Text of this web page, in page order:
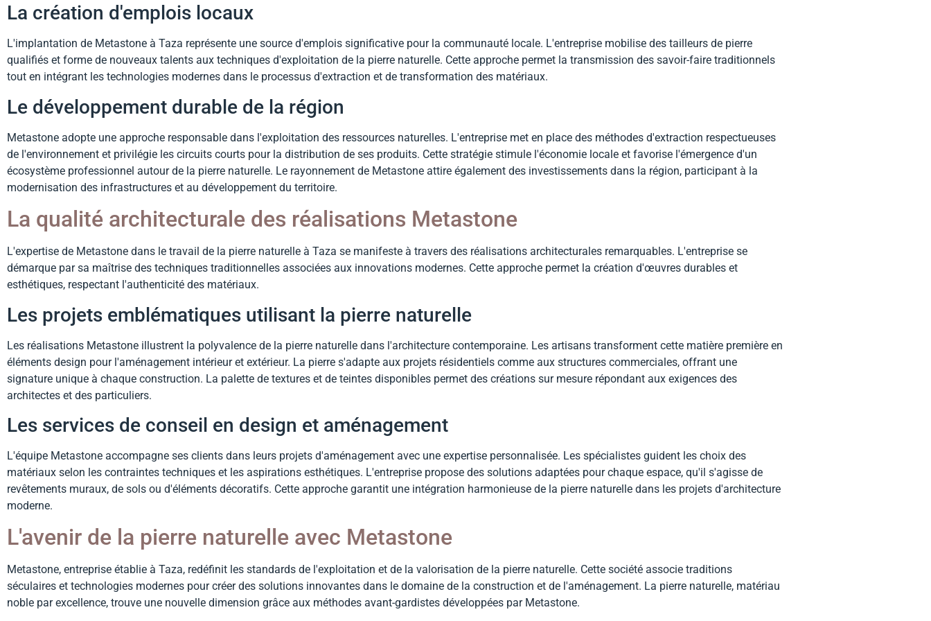
La création d'emplois locaux
L'implantation de Metastone à Taza représente une source d'emplois significative pour la communauté locale. L'entreprise mobilise des tailleurs de pierre
qualifiés et forme de nouveaux talents aux techniques d'exploitation de la pierre naturelle. Cette approche permet la transmission des savoir-faire traditionnels
tout en intégrant les technologies modernes dans le processus d'extraction et de transformation des matériaux.
Le développement durable de la région
Metastone adopte une approche responsable dans l'exploitation des ressources naturelles. L'entreprise met en place des méthodes d'extraction respectueuses
de l'environnement et privilégie les circuits courts pour la distribution de ses produits. Cette stratégie stimule l'économie locale et favorise l'émergence d'un
écosystème professionnel autour de la pierre naturelle. Le rayonnement de Metastone attire également des investissements dans la région, participant à la
modernisation des infrastructures et au développement du territoire.
La qualité architecturale des réalisations Metastone
L'expertise de Metastone dans le travail de la pierre naturelle à Taza se manifeste à travers des réalisations architecturales remarquables. L'entreprise se
démarque par sa maîtrise des techniques traditionnelles associées aux innovations modernes. Cette approche permet la création d'œuvres durables et
esthétiques, respectant l'authenticité des matériaux.
Les projets emblématiques utilisant la pierre naturelle
Les réalisations Metastone illustrent la polyvalence de la pierre naturelle dans l'architecture contemporaine. Les artisans transforment cette matière première en
éléments design pour l'aménagement intérieur et extérieur. La pierre s'adapte aux projets résidentiels comme aux structures commerciales, offrant une
signature unique à chaque construction. La palette de textures et de teintes disponibles permet des créations sur mesure répondant aux exigences des
architectes et des particuliers.
Les services de conseil en design et aménagement
L'équipe Metastone accompagne ses clients dans leurs projets d'aménagement avec une expertise personnalisée. Les spécialistes guident les choix des
matériaux selon les contraintes techniques et les aspirations esthétiques. L'entreprise propose des solutions adaptées pour chaque espace, qu'il s'agisse de
revêtements muraux, de sols ou d'éléments décoratifs. Cette approche garantit une intégration harmonieuse de la pierre naturelle dans les projets d'architecture
moderne.
L'avenir de la pierre naturelle avec Metastone
Metastone, entreprise établie à Taza, redéfinit les standards de l'exploitation et de la valorisation de la pierre naturelle. Cette société associe traditions
séculaires et technologies modernes pour créer des solutions innovantes dans le domaine de la construction et de l'aménagement. La pierre naturelle, matériau
noble par excellence, trouve une nouvelle dimension grâce aux méthodes avant-gardistes développées par Metastone.